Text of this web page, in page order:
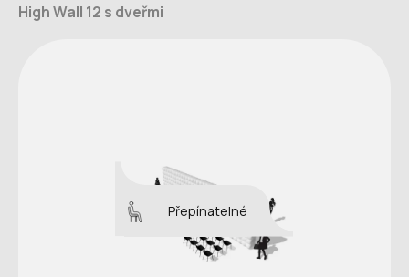
High Wall 12 s dveřmi
Přepínatelné